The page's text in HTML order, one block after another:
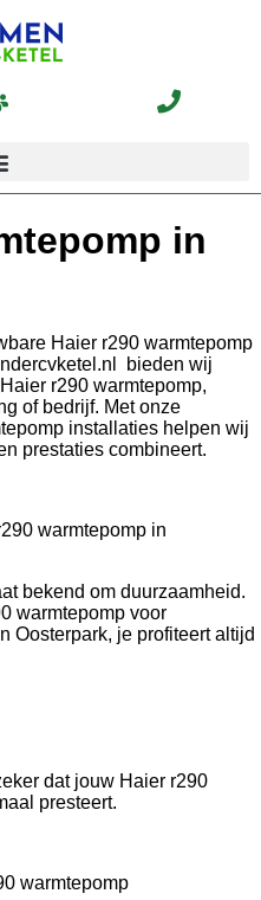
in
Haier r290 warmtepomp
bieden wij
r290 warmtepomp,
of bedrijf. Met onze
installaties helpen wij
prestaties combineert.
warmtepomp in
bekend om duurzaamheid.
warmtepomp voor
Oosterpark, je profiteert altijd
dat jouw Haier r290
presteert.
warmtepomp